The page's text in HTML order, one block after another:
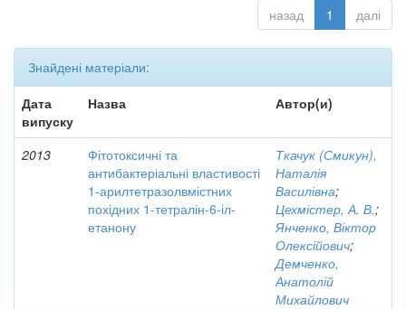
назад 1 далі
Знайдені матеріали:
Дата
випуску
Назва Автор(и)
2013
Фітотоксичні та
антибактеріальні властивості
1-арилтетразолвмістних
похідних 1-тетралін-6-іл-
етанону
Ткачук (Смикун),
Наталія
Василівна;
Цехмістер, А. В.;
Янченко, Віктор
Олексійович;
Демченко,
Анатолій
Михайлович